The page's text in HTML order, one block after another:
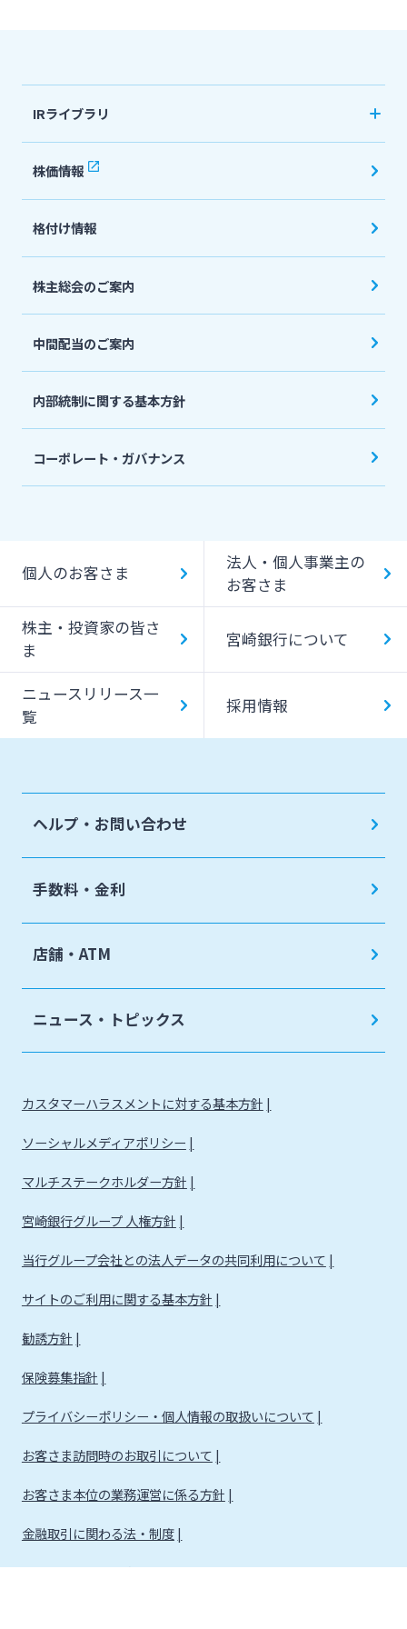
株主・投資家の皆さま
ニュースリリース一覧
採用情報
IRライブラリ
決算短信
有価証券報告書・四半期報告書
IR関連ニュースリリース
会社説明会資料
投資家向け説明会資料
English
株価情報
格付け情報
株主総会のご案内
中間配当のご案内
内部統制に関する基本方針
コーポレート・ガバナンス
個人のお客さま
法人・個人事業主の
お客さま
株主・投資家の皆さ
ま
宮崎銀行について
ニュースリリース一
覧
採用情報
ヘルプ・お問い合わせ
手数料・金利
店舗・ATM
ニュース・トピックス
カスタマーハラスメントに対する基本方針
ソーシャルメディアポリシー
マルチステークホルダー方針
宮崎銀行グループ 人権方針
当行グループ会社との法人データの共同利用について
サイトのご利用に関する基本方針
勧誘方針
保険募集指針
プライバシーポリシー・個人情報の取扱いについて
お客さま訪問時のお取引について
お客さま本位の業務運営に係る方針
金融取引に関わる法・制度
金融取引に関わる方針